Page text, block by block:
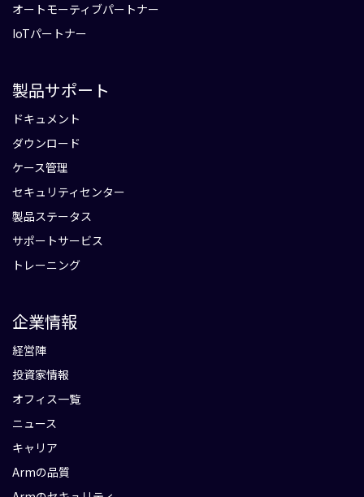
オートモーティブパートナー
IoTパートナー
製品サポート
ドキュメント
ダウンロード
ケース管理
セキュリティセンター
製品ステータス
サポートサービス
トレーニング
企業情報
経営陣
投資家情報
オフィス一覧
ニュース
キャリア
Armの品質